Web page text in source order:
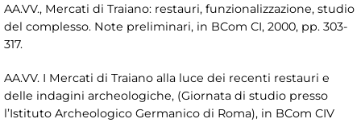
AA.VV., Mercati di Traiano: restauri, funzionalizzazione, studio
del complesso. Note preliminari, in BCom CI, 2000, pp. 303-
317.
AA.VV. I Mercati di Traiano alla luce dei recenti restauri e
delle indagini archeologiche, (Giornata di studio presso
l’Istituto Archeologico Germanico di Roma), in BCom CIV